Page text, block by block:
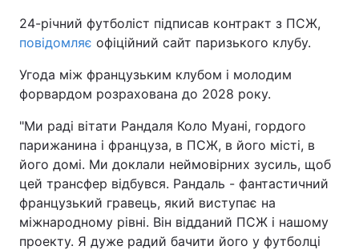
24-річний футболіст підписав контракт з ПСЖ,
повідомляє офіційний сайт паризького клубу.
Угода між французьким клубом і молодим
форвардом розрахована до 2028 року.
"Ми раді вітати Рандаля Коло Муані, гордого
парижанина і француза, в ПСЖ, в його місті, в
його домі. Ми доклали неймовірних зусиль, щоб
цей трансфер відбувся. Рандаль - фантастичний
французький гравець, який виступає на
міжнародному рівні. Він відданий ПСЖ і нашому
проекту. Я дуже радий бачити його у футболці